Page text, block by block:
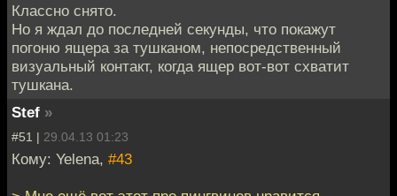
Классно снято.
Но я ждал до последней секунды, что покажут
погоню ящера за тушканом, непосредственный
визуальный контакт, когда ящер вот-вот схватит
тушкана.
Stef »
#51 | 29.04.13 01:23
Кому: Yelena, #43